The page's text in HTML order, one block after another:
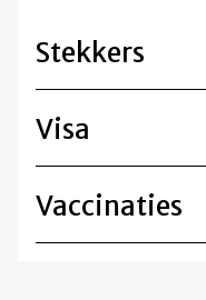
Stekkers
Visa
Vaccinaties